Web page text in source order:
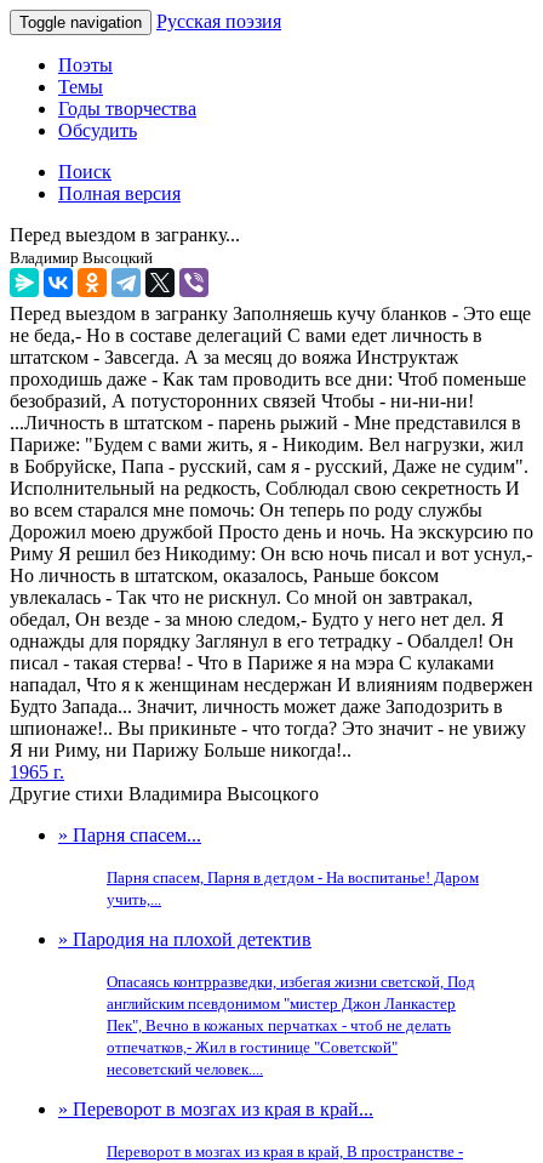
Toggle navigation Русская поэзия
Поэты
Темы
Годы творчества
Обсудить
Поиск
Полная версия
Перед выездом в загранку...
Владимир Высоцкий
Перед выездом в загранку Заполняешь кучу бланков - Это еще
не беда,- Но в составе делегаций С вами едет личность в
штатском - Завсегда. А за месяц до вояжа Инструктаж
проходишь даже - Как там проводить все дни: Чтоб поменьше
безобразий, А потусторонних связей Чтобы - ни-ни-ни!
...Личность в штатском - парень рыжий - Мне представился в
Париже: "Будем с вами жить, я - Никодим. Вел нагрузки, жил
в Бобруйске, Папа - русский, сам я - русский, Даже не судим".
Исполнительный на редкость, Соблюдал свою секретность И
во всем старался мне помочь: Он теперь по роду службы
Дорожил моею дружбой Просто день и ночь. На экскурсию по
Риму Я решил без Никодиму: Он всю ночь писал и вот уснул,-
Но личность в штатском, оказалось, Раньше боксом
увлекалась - Так что не рискнул. Со мной он завтракал,
обедал, Он везде - за мною следом,- Будто у него нет дел. Я
однажды для порядку Заглянул в его тетрадку - Обалдел! Он
писал - такая стерва! - Что в Париже я на мэра С кулаками
нападал, Что я к женщинам несдержан И влияниям подвержен
Будто Запада... Значит, личность может даже Заподозрить в
шпионаже!.. Вы прикиньте - что тогда? Это значит - не увижу
Я ни Риму, ни Парижу Больше никогда!..
1965 г.
Другие стихи Владимира Высоцкого
» Парня спасем...
Парня спасем, Парня в детдом - На воспитанье! Даром
учить,...
» Пародия на плохой детектив
Опасаясь контрразведки, избегая жизни светской, Под
английским псевдонимом "мистер Джон Ланкастер
Пек", Вечно в кожаных перчатках - чтоб не делать
отпечатков,- Жил в гостинице "Советской"
несоветский человек....
» Переворот в мозгах из края в край...
Переворот в мозгах из края в край, В пространстве -